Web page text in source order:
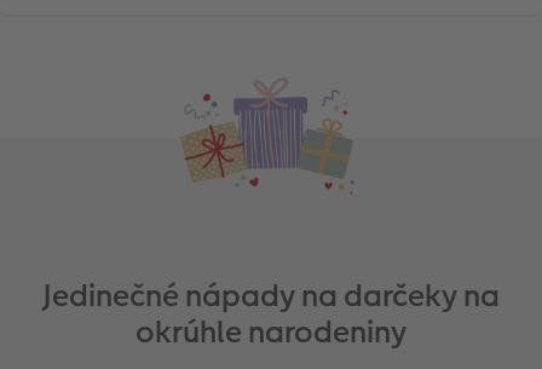
Jedinečné nápady na darčeky na
okrúhle narodeniny